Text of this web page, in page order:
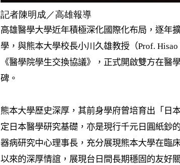
記者陳明成／高雄報導
高雄醫學大學近年積極深化國際化布局，逐年
學，與熊本大學校長小川久雄教授（Prof. Hisao
《醫學院學生交換協議》，正式開啟雙方在醫
碑。
熊本大學歷史深厚，其前身學府曾培育出「日
定日本醫學研究基礎，亦是現行千元日圓紙鈔
器病研究中心理事長，充分展現熊本大學在臨
以來的深厚情誼，展現台日間長期穩固的友好